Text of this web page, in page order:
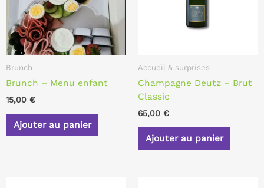
Brunch
Brunch – Menu enfant
15,00 €
Ajouter au panier
Accueil & surprises
Champagne Deutz – Brut
Classic
65,00 €
Ajouter au panier